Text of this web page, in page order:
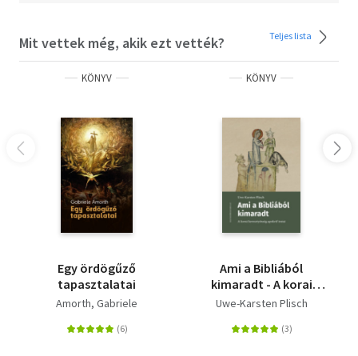
Mit vettek még, akik ezt vették? Teljes lista
KÖNYV
Egy ördögűző
tapasztalatai
Amorth, Gabriele
KÖNYV
Ami a Bibliából
kimaradt - A korai
keresztyénség apokrif
Uwe-Karsten Plisch